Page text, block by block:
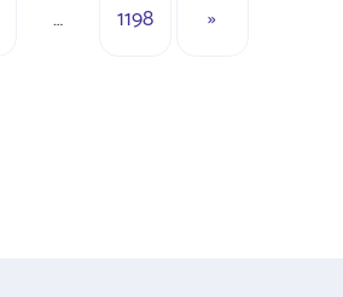
… 1198 »